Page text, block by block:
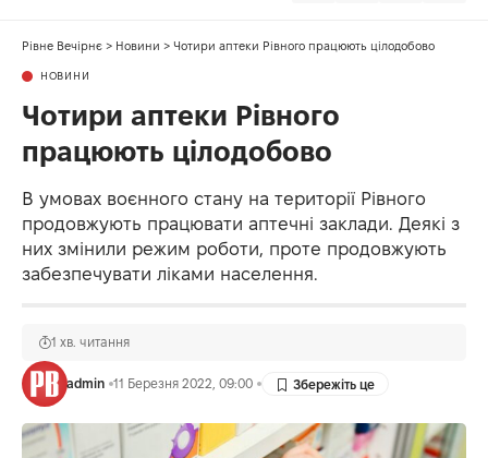
Рівне Вечірнє > Новини > Чотири аптеки Рівного працюють цілодобово
НОВИНИ
Чотири аптеки Рівного
працюють цілодобово
В умовах воєнного стану на території Рівного
продовжують працювати аптечні заклади. Деякі з
них змінили режим роботи, проте продовжують
забезпечувати ліками населення.
admin 11 Березня 2022, 09:00
1 хв. читання